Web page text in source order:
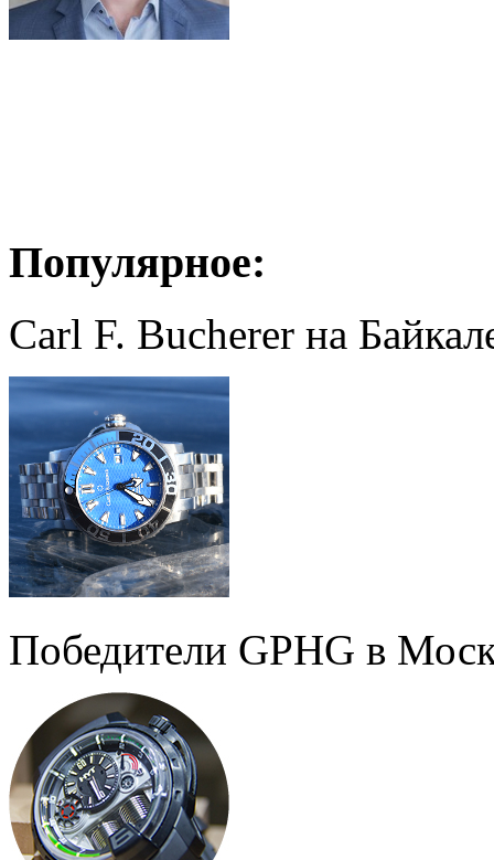
Популярное:
Carl F. Bucherer на
Победители GPHG в